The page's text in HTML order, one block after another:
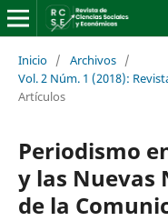
Inicio / Archivos /
Vol. 2 Núm. 1 (2018):
Artículos
Periodismo
y las
de la